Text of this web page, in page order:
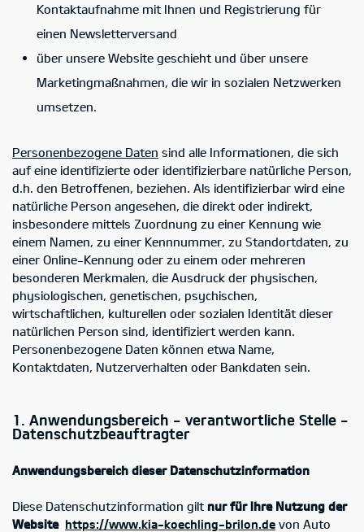
Kontaktaufnahme mit Ihnen und Registrierung für
einen Newsletterversand
über unsere Website geschieht und über unsere
Marketingmaßnahmen, die wir in sozialen Netzwerken
umsetzen.
Personenbezogene Daten sind alle Informationen, die sich
auf eine identifizierte oder identifizierbare natürliche Person,
d.h. den Betroffenen, beziehen. Als identifizierbar wird eine
natürliche Person angesehen, die direkt oder indirekt,
insbesondere mittels Zuordnung zu einer Kennung wie
einem Namen, zu einer Kennnummer, zu Standortdaten, zu
einer Online-Kennung oder zu einem oder mehreren
besonderen Merkmalen, die Ausdruck der physischen,
physiologischen, genetischen, psychischen,
wirtschaftlichen, kulturellen oder sozialen Identität dieser
natürlichen Person sind, identifiziert werden kann.
Personenbezogene Daten können etwa Name,
Kontaktdaten, Nutzerverhalten oder Bankdaten sein.
1. Anwendungsbereich - verantwortliche Stelle -
Datenschutzbeauftragter
Anwendungsbereich dieser Datenschutzinformation
Diese Datenschutzinformation gilt nur für Ihre Nutzung der
Website https://www.kia-koechling-brilon.de von Auto